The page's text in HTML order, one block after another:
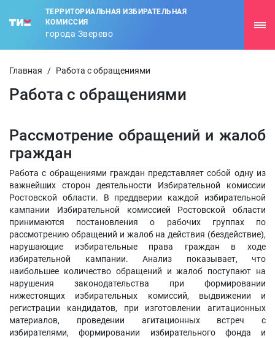
ТЕРРИТОРИАЛЬНАЯ ИЗБИРАТЕЛЬНАЯ
КОМИССИЯ
города Зверево
Главная / Работа с обращениями
Работа с обращениями
Рассмотрение обращений и жалоб
граждан
Работа с обращениями граждан представляет собой одну из
важнейших сторон деятельности Избирательной комиссии
Ростовской области. В преддверии каждой избирательной
кампании Избирательной комиссией Ростовской области
принимаются постановления о рабочих группах по
рассмотрению обращений и жалоб на действия (бездействие),
нарушающие избирательные права граждан в ходе
избирательной кампании. Анализ показывает, что
наибольшее количество обращений и жалоб поступают на
нарушения законодательства при формировании
нижестоящих избирательных комиссий, выдвижении и
регистрации кандидатов, при изготовлении агитационных
материалов, проведении агитационных встреч с
избирателями, формировании избирательного фонда и